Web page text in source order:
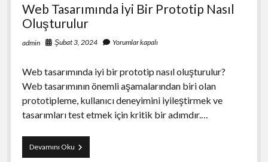
Web Tasarımında İyi Bir Prototip Nasıl
Oluşturulur
admin Şubat 3, 2024 Yorumlar kapalı
Web tasarımında iyi bir prototip nasıl oluşturulur?
Web tasarımının önemli aşamalarından biri olan
prototipleme, kullanıcı deneyimini iyileştirmek ve
tasarımları test etmek için kritik bir adımdır.…
Devamını OkuWeb
Tasarımında